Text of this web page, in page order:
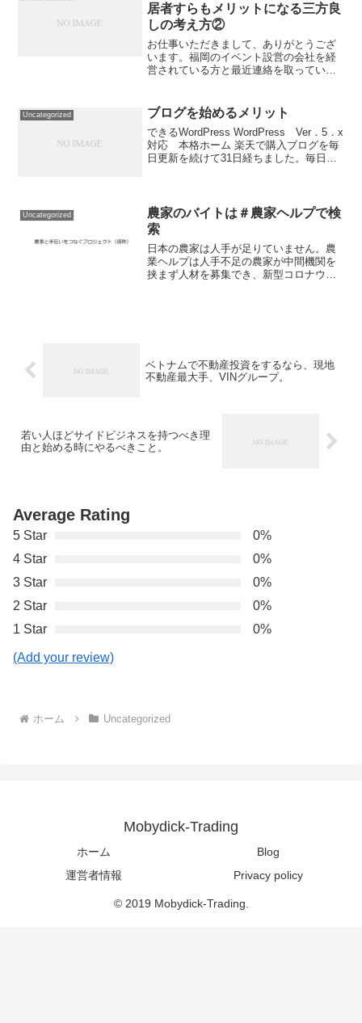
居者すらもメリットになる三方良
しの考え方②
お仕事いただきまして、ありがとうござ
います。福岡のイベント設営の会社を経
営されている方と最近連絡を取っている
ンの札幌への移動についても色々なとこ
ろで影響がでてるんだなぁ...
Uncategorized ブログを始めるメリット
できるWordPress WordPress Ver．5．x
対応 本格ホーム 楽天で購入ブログを毎
日更新を続けて31日経ちました。毎日
Uncategorized
農家のバイトは＃農家ヘルプで検
索
日本の農家は人手が足りていません。農
業ヘルプは人手不足の農家が中間機関を
挟まず人材を募集でき、新型コロナウイ
ベトナムで不動産投資をするなら、現地
不動産最大手、VINグループ。
若い人ほどサイドビジネスを持つべき理
由と始める時にやるべきこと。
Average Rating
5 Star
0%
4 Star
0%
3 Star
0%
2 Star
0%
1 Star
0%
(Add your review)
ホーム Uncategorized
Mobydick-Trading
ホーム
Blog
運営者情報
Privacy policy
© 2019 Mobydick-Trading.